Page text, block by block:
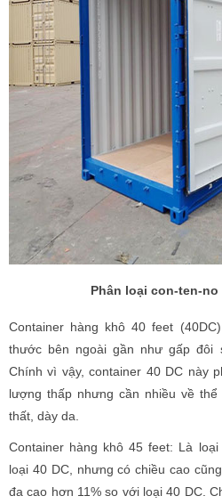
Phân loại con-ten-
Container hàng khô 40 feet
thước bên ngoài gần như gấp đôi
Chính vì vậy, container 40 DC này
lượng thấp nhưng cần nhiều về
thất, dày da.
Container hàng khô 45 feet: Là
loại 40 DC, nhưng có chiều cao
đa cao hơn 11% so với loại 40 DC.